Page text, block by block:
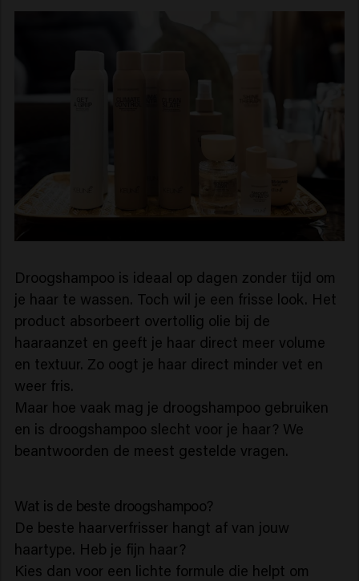
Droogshampoo is ideaal op dagen zonder tijd om
je haar te wassen. Toch wil je een frisse look. Het
product absorbeert overtollig olie bij de
haaraanzet en geeft je haar direct meer volume
en textuur. Zo oogt je haar direct minder vet en
weer fris.
Maar hoe vaak mag je droogshampoo gebruiken
en is droogshampoo slecht voor je haar? We
beantwoorden de meest gestelde vragen.
Wat is de beste droogshampoo?
De beste haarverfrisser hangt af van jouw
haartype. Heb je fijn haar?
Kies dan voor een lichte formule die helpt om